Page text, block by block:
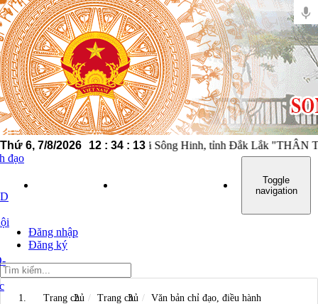
Thứ 6, 7/8/2026 12 : 34 : 13
chức, người lao động xã Sông Hinh, tỉnh Đắk Lắk "THÂN
VĂN BẢN
Toggle
navigation
đạo
Đăng nhập
Đăng ký
Trang chủ Trang chủ
Văn bản chỉ đạo, điều hành